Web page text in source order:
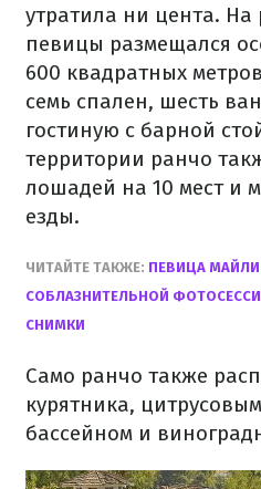
утратила ни цента. На
певицы размещался
600 квадратных
семь спален, шесть
гостиную с барной
территории ранчо
лошадей на 10 мест и
езды.
ЧИТАЙТЕ ТАКЖЕ: ПЕВИЦА
СОБЛАЗНИТЕЛЬНОЙ
СНИМКИ
Само ранчо также
курятника,
бассейном и